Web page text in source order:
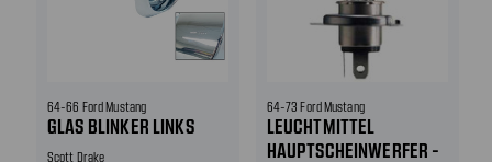
64-66 Ford Mustang
GLAS BLINKER LINKS
Scott Drake
64-73 Ford Mustang
LEUCHTMITTEL
HAUPTSCHEINWERFER -